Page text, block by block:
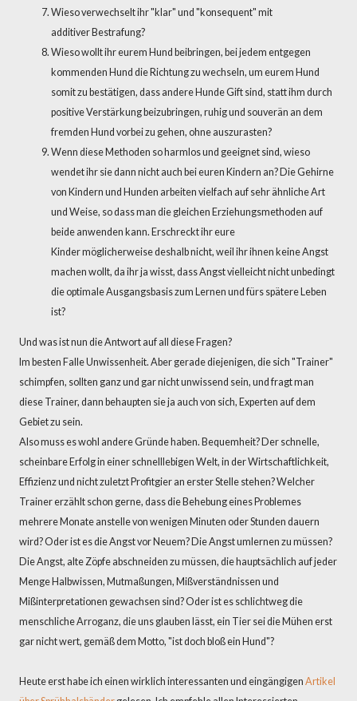
Wieso verwechselt ihr "klar" und "konsequent" mit
additiver Bestrafung?
Wieso wollt ihr eurem Hund beibringen, bei jedem entgegen
kommenden Hund die Richtung zu wechseln, um eurem Hund
somit zu bestätigen, dass andere Hunde Gift sind, statt ihm durch
positive Verstärkung beizubringen, ruhig und souverän an dem
fremden Hund vorbei zu gehen, ohne auszurasten?
Wenn diese Methoden so harmlos und geeignet sind, wieso
wendet ihr sie dann nicht auch bei euren Kindern an? Die Gehirne
von Kindern und Hunden arbeiten vielfach auf sehr ähnliche Art
und Weise, so dass man die gleichen Erziehungsmethoden auf
beide anwenden kann. Erschreckt ihr eure
Kinder möglicherweise deshalb nicht, weil ihr ihnen keine Angst
machen wollt, da ihr ja wisst, dass Angst vielleicht nicht unbedingt
die optimale Ausgangsbasis zum Lernen und fürs spätere Leben
ist?
Und was ist nun die Antwort auf all diese Fragen?
Im besten Falle Unwissenheit. Aber gerade diejenigen, die sich "Trainer"
schimpfen, sollten ganz und gar nicht unwissend sein, und fragt man
diese Trainer, dann behaupten sie ja auch von sich, Experten auf dem
Gebiet zu sein.
Also muss es wohl andere Gründe haben. Bequemheit? Der schnelle,
scheinbare Erfolg in einer schnelllebigen Welt, in der Wirtschaftlichkeit,
Effizienz und nicht zuletzt Profitgier an erster Stelle stehen? Welcher
Trainer erzählt schon gerne, dass die Behebung eines Problemes
mehrere Monate anstelle von wenigen Minuten oder Stunden dauern
wird? Oder ist es die Angst vor Neuem? Die Angst umlernen zu müssen?
Die Angst, alte Zöpfe abschneiden zu müssen, die hauptsächlich auf jeder
Menge Halbwissen, Mutmaßungen, Mißverständnissen und
Mißinterpretationen gewachsen sind? Oder ist es schlichtweg die
menschliche Arroganz, die uns glauben lässt, ein Tier sei die Mühen erst
gar nicht wert, gemäß dem Motto, "ist doch bloß ein Hund"?
Heute erst habe ich einen wirklich interessanten und eingängigen Artikel